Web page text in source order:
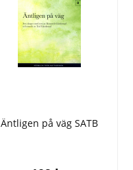
Äntligen på väg SATB